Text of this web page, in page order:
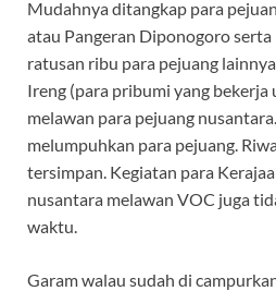
Mudahnya ditangkap para
atau Pangeran Diponogoro
ratusan ribu para pejuang
Ireng (para pribumi yang bekerja
melawan para pejuang
melumpuhkan para pejuang.
tersimpan. Kegiatan para
nusantara melawan VOC juga
waktu.
Garam walau sudah di